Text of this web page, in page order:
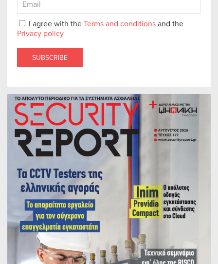
I agree with theTerms and conditionsand the
Privacy policy
SUBSCRIBE